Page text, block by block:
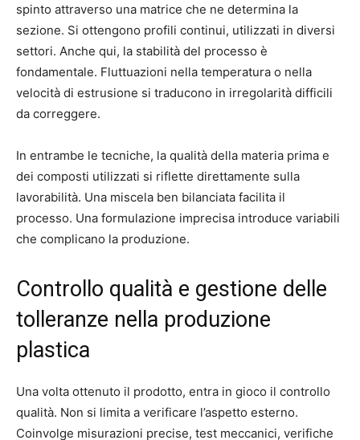
spinto attraverso una matrice che ne determina la
sezione. Si ottengono profili continui, utilizzati in diversi
settori. Anche qui, la stabilità del processo è
fondamentale. Fluttuazioni nella temperatura o nella
velocità di estrusione si traducono in irregolarità difficili
da correggere.
In entrambe le tecniche, la qualità della materia prima e
dei composti utilizzati si riflette direttamente sulla
lavorabilità. Una miscela ben bilanciata facilita il
processo. Una formulazione imprecisa introduce variabili
che complicano la produzione.
Controllo qualità e gestione delle
tolleranze nella produzione
plastica
Una volta ottenuto il prodotto, entra in gioco il controllo
qualità. Non si limita a verificare l’aspetto esterno.
Coinvolge misurazioni precise, test meccanici, verifiche